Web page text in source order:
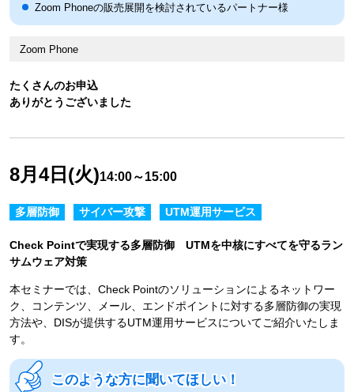
たくさんのお申込
ありがとうございました
Zoom Phoneの販売展開を検討されているパートナー様
Zoom Phone
8月4日(火)14:00～15:00
多層防御 サイバー攻撃 UTM運用サービス
Check Pointで実現する多層防御 UTMを中核にすべてを守るラン
サムウェア対策
本セミナーでは、Check Pointのソリューションによるネットワー
ク、コンテンツ、メール、エンドポイントに対する多層防御の実現
方法や、DISが提供するUTM運用サービスについてご紹介いたしま
す。
このような方に聞いてほしい！